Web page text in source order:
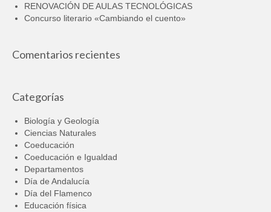
RENOVACIÓN DE AULAS TECNOLÓGICAS
Concurso literario «Cambiando el cuento»
Comentarios recientes
Categorías
Biología y Geología
Ciencias Naturales
Coeducación
Coeducación e Igualdad
Departamentos
Día de Andalucía
Día del Flamenco
Educación física